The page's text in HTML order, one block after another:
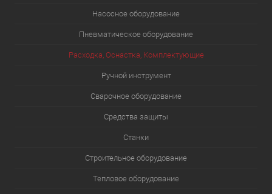
Насосное оборудование
Пневматическое оборудование
Расходка, Оснастка, Комплектующие
Ручной инструмент
Сварочное оборудование
Средства защиты
Станки
Строительное оборудование
Тепловое оборудование